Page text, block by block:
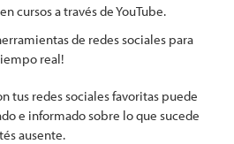
cursos a través de YouTube.
de redes sociales para
real!
tus redes sociales favoritas puede
e informado sobre lo que sucede
ausente.